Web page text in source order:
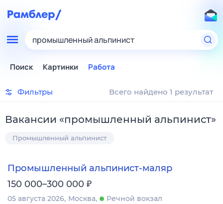
промышленный альпинист
Поиск Картинки Работа
Фильтры Всего найдено 1 результат
Вакансии «промышленный альпинист»
Промышленный альпинист
Промышленный альпинист-маляр
150 000–300 000 ₽
05 августа 2026 Москва
Речной вокзал